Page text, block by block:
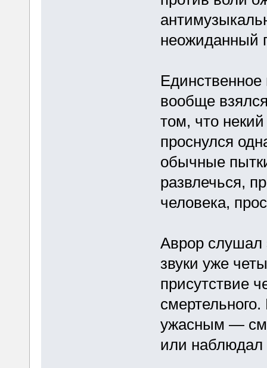
неожиданный
вообще
том, что
проснулся
обычные
развлечься,
человека,
Аврор слушал
звуки уже
присутствие
ужасным —
или